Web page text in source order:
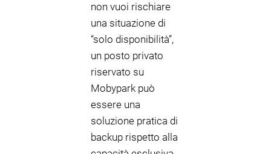
non vuoi rischiare
una situazione di
“solo disponibilità”,
un posto privato
riservato su
Mobypark può
essere una
soluzione pratica di
backup rispetto alla